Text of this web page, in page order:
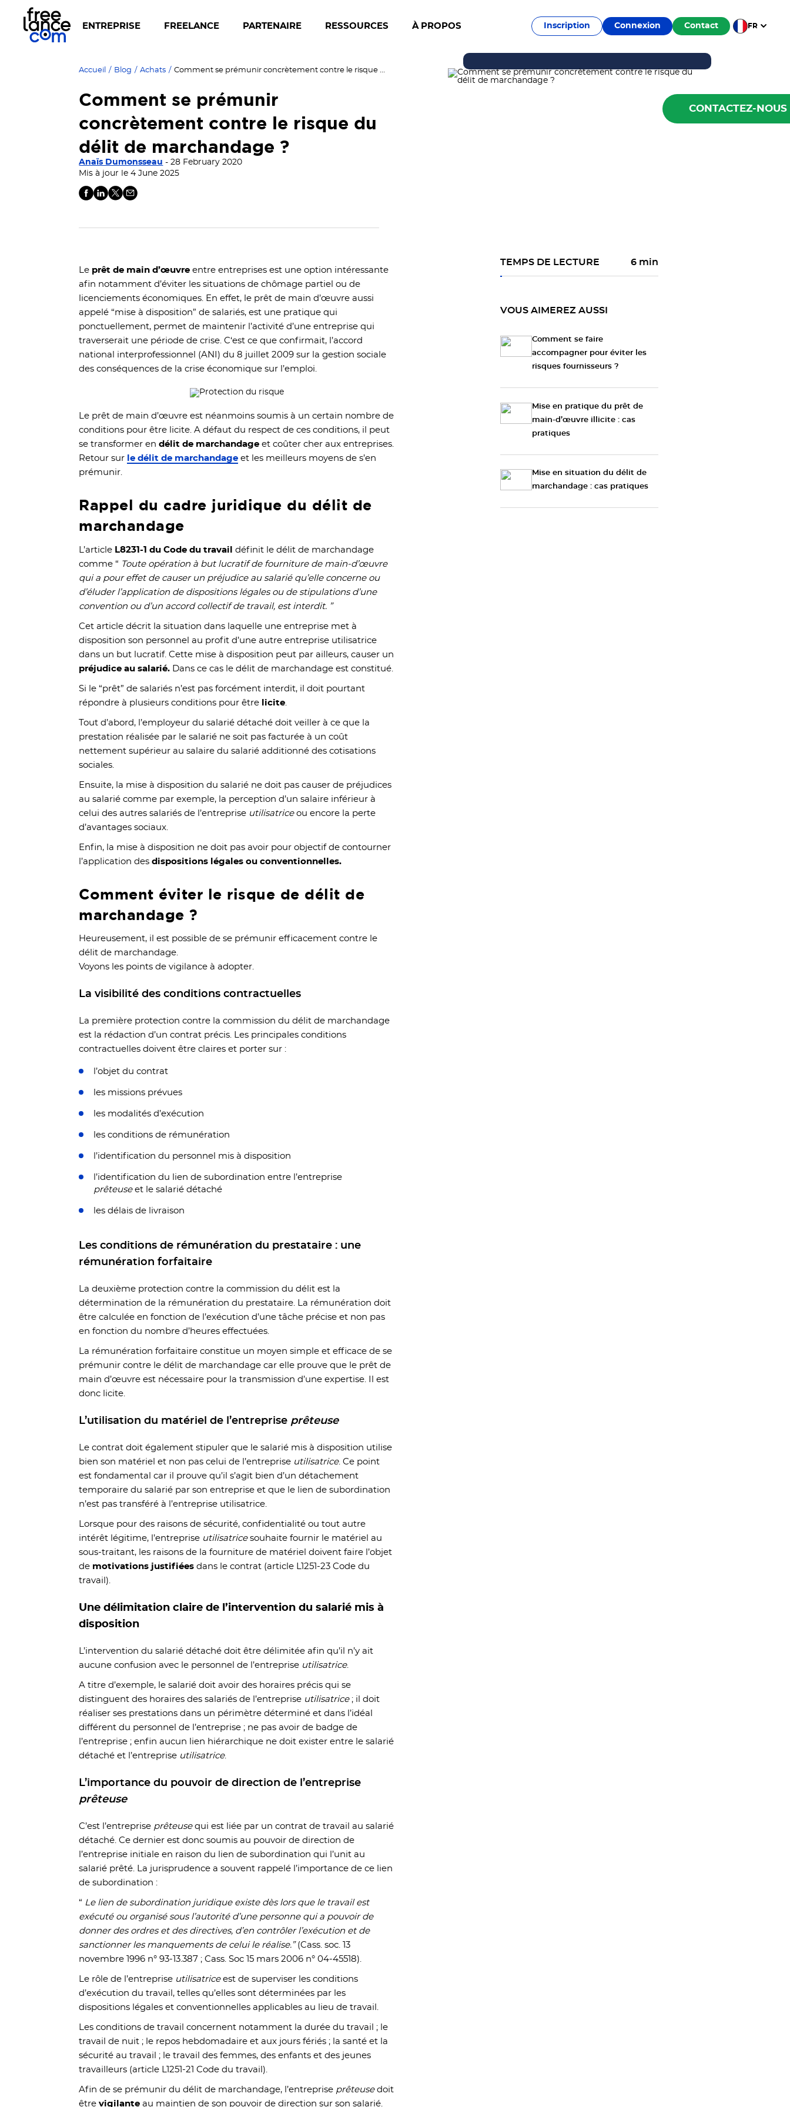
ENTREPRISE FREELANCE PARTENAIRE RESSOURCES À PROPOS Inscription Connexion Contact FR
Accueil / Blog / Achats / Comment se prémunir concrètement contre le risque du délit de marchandage ?
Comment se prémunir
concrètement contre le risque du
délit de marchandage ?
Anaïs Dumonsseau - 28 February 2020
Mis à jour le 4 June 2025
Le prêt de main d’œuvre entre entreprises est une option intéressante
afin notamment d’éviter les situations de chômage partiel ou de
licenciements économiques. En effet, le prêt de main d’œuvre aussi
appelé “mise à disposition” de salariés, est une pratique qui
ponctuellement, permet de maintenir l’activité d’une entreprise qui
traverserait une période de crise. C‘est ce que confirmait, l’accord
national interprofessionnel (ANI) du 8 juillet 2009 sur la gestion sociale
des conséquences de la crise économique sur l’emploi.
Le prêt de main d’œuvre est néanmoins soumis à un certain nombre de
conditions pour être licite. A défaut du respect de ces conditions, il peut
se transformer endélit de marchandage et coûter cher aux entreprises.
Retour sur le délit de marchandage et les meilleurs moyens de s’en
prémunir.
Rappel du cadre juridique du délit de
marchandage
L’article L8231-1 du Code du travaildéfinit le délit de marchandage
comme “ Toute opération à but lucratif de fourniture de main-d’œuvre
qui a pour effet de causer un préjudice au salarié qu’elle concerne ou
d’éluder l’application de dispositions légales ou de stipulations d’une
convention ou d’un accord collectif de travail, est interdit. ”
Cet article décrit la situation dans laquelle une entreprise met à
disposition son personnel au profit d’une autre entreprise utilisatrice
dans un but lucratif. Cette mise à disposition peut par ailleurs, causer un
préjudice au salarié. Dans ce cas le délit de marchandage est constitué.
Si le “prêt” de salariés n’est pas forcément interdit, il doit pourtant
répondre à plusieurs conditions pour être
licite
Tout d’abord, l’employeur du salarié détaché doit veiller à ce que la
prestation réalisée par le salarié ne soit pas facturée à un coût
nettement supérieur au salaire du salarié additionné des cotisations
sociales.
Ensuite, la mise à disposition du salarié ne doit pas causer de préjudices
au salarié comme par exemple, la perception d’un salaire inférieur à
celui des autres salariés de l’entreprise utilisatriceou encore la perte
d’avantages sociaux.
Enfin, la mise à disposition ne doit pas avoir pour objectif de contourner
l’application desdispositions légales ou conventionnelles.
Comment éviter le risque de délit de
marchandage ?
Heureusement, il est possible de se prémunir efficacement contre le
délit de marchandage.
Voyons les points de vigilance à adopter.
La visibilité des conditions contractuelles
La première protection contre la commission du délit de marchandage
est la rédaction d’un contrat précis. Les principales conditions
contractuelles doivent être claires et porter sur :
l’objet du contrat
les missions prévues
les modalités d’exécution
les conditions de rémunération
l’identification du personnel mis à disposition
l’identification du lien de subordination entre l’entreprise
prêteuseet le salarié détaché
les délais de livraison
Les conditions de rémunération du prestataire : une
rémunération forfaitaire
La deuxième protection contre la commission du délit est la
détermination de la rémunération du prestataire. La rémunération doit
être calculée en fonction de l’exécution d’une tâche précise et non pas
en fonction du nombre d’heures effectuées.
La rémunération forfaitaire constitue un moyen simple et efficace de se
prémunir contre le délit de marchandage car elle prouve que le prêt de
main d’œuvre est nécessaire pour la transmission d’une expertise. Il est
donc licite.
L’utilisation du matériel de l’entreprise prêteuse
Le contrat doit également stipuler que le salarié mis à disposition utilise
bien son matériel et non pas celui de l’entreprise utilisatrice. Ce point
est fondamental car il prouve qu’il s’agit bien d’un détachement
temporaire du salarié par son entreprise et que le lien de subordination
n’est pas transféré à l’entreprise utilisatrice.
Lorsque pour des raisons de sécurité, confidentialité ou tout autre
intérêt légitime, l’entreprise utilisatricesouhaite fournir le matériel au
sous-traitant, les raisons de la fourniture de matériel doivent faire l’objet
de motivations justifiées dans le contrat (article L1251-23 Code du
travail).
Une délimitation claire de l’intervention du salarié mis à
disposition
L’intervention du salarié détaché doit être délimitée afin qu’il n’y ait
aucune confusion avec le personnel de l’entreprise utilisatrice.
A titre d’exemple, le salarié doit avoir des horaires précis qui se
distinguent des horaires des salariés de l’entreprise utilisatrice; il doit
réaliser ses prestations dans un périmètre déterminé et dans l’idéal
différent du personnel de l’entreprise ; ne pas avoir de badge de
l’entreprise ; enfin aucun lien hiérarchique ne doit exister entre le salarié
détaché et l’entreprise utilisatrice.
L’importance du pouvoir de direction de l’entreprise
prêteuse
C’est l’entreprise prêteusequi est liée par un contrat de travail au salarié
détaché. Ce dernier est donc soumis au pouvoir de direction de
l’entreprise initiale en raison du lien de subordination qui l’unit au
salarié prêté. La jurisprudence a souvent rappelé l’importance de ce lien
de subordination :
“ Le lien de subordination juridique existe dès lors que le travail est
exécuté ou organisé sous l’autorité d’une personne qui a pouvoir de
donner des ordres et des directives, d’en contrôler l’exécution et de
sanctionner les manquements de celui le réalise.”(Cass. soc. 13
novembre 1996 n° 93-13.387 ; Cass. Soc 15 mars 2006 n° 04-45518).
Le rôle de l’entreprise utilisatriceest de superviser les conditions
d’exécution du travail, telles qu’elles sont déterminées par les
dispositions légales et conventionnelles applicables au lieu de travail.
Les conditions de travail concernent notamment la durée du travail ; le
travail de nuit ; le repos hebdomadaire et aux jours fériés ; la santé et la
sécurité au travail ; le travail des femmes, des enfants et des jeunes
travailleurs (article L1251-21 Code du travail).
Afin de se prémunir du délit de marchandage, l’entreprise prêteusedoit
êtrevigilante au maintien de son pouvoir de direction sur son salarié.
TEMPS DE LECTURE 6 min
VOUS AIMEREZ AUSSI
Comment se faire
accompagner pour éviter les
risques fournisseurs ?
Mise en pratique du prêt de
main-d’œuvre illicite : cas
pratiques
Mise en situation du délit de
marchandage : cas pratiques
CONTACTEZ-NOUS